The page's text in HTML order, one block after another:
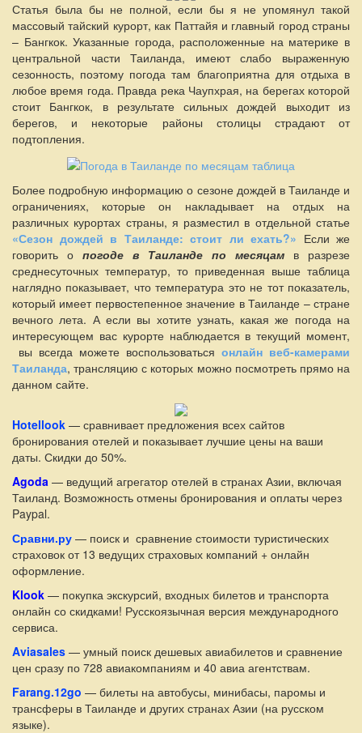
Статья была бы не полной, если бы я не упомянул такой
массовый тайский курорт, как Паттайя и главный город страны
– Бангкок. Указанные города, расположенные на материке в
центральной части Таиланда, имеют слабо выраженную
сезонность, поэтому погода там благоприятна для отдыха в
любое время года. Правда река Чаупхрая, на берегах которой
стоит Бангкок, в результате сильных дождей выходит из
берегов, и некоторые районы столицы страдают от
подтопления.
Более подробную информацию о сезоне дождей в Таиланде и
ограничениях, которые он накладывает на отдых на
различных курортах страны, я разместил в отдельной статье
«Сезон дождей в Таиланде: стоит ли ехать?» Если же
говорить о погоде в Таиланде по месяцам в разрезе
среднесуточных температур, то приведенная выше таблица
наглядно показывает, что температура это не тот показатель,
который имеет первостепенное значение в Таиланде – стране
вечного лета. А если вы хотите узнать, какая же погода на
интересующем вас курорте наблюдается в текущий момент,
вы всегда можете воспользоваться онлайн веб-камерами
Таиланда, трансляцию с которых можно посмотреть прямо на
данном сайте.
Hotellook — сравнивает предложения всех сайтов
бронирования отелей и показывает лучшие цены на ваши
даты. Скидки до 50%.
Agoda — ведущий агрегатор отелей в странах Азии, включая
Таиланд. Возможность отмены бронирования и оплаты через
Paypal.
Сравни.ру — поиск и сравнение стоимости туристических
страховок от 13 ведущих страховых компаний + онлайн
оформление.
Klook — покупка экскурсий, входных билетов и транспорта
онлайн со скидками! Русскоязычная версия международного
сервиса.
Aviasales — умный поиск дешевых авиабилетов и сравнение
цен сразу по 728 авиакомпаниям и 40 авиа агентствам.
Farang.12go — билеты на автобусы, минибасы, паромы и
трансферы в Таиланде и других странах Азии (на русском
языке).